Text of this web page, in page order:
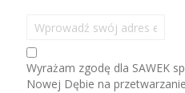
b
s
k
Wyrażam zgodę dla SAWEK
Nowej Dębie na